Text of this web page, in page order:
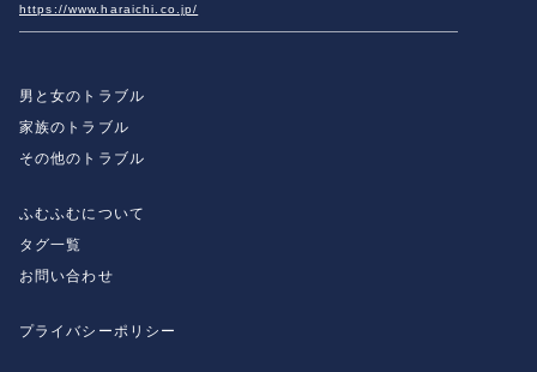
https://www.haraichi.co.jp/
男と女のトラブル
家族のトラブル
その他のトラブル
ふむふむについて
タグ一覧
お問い合わせ
プライバシーポリシー